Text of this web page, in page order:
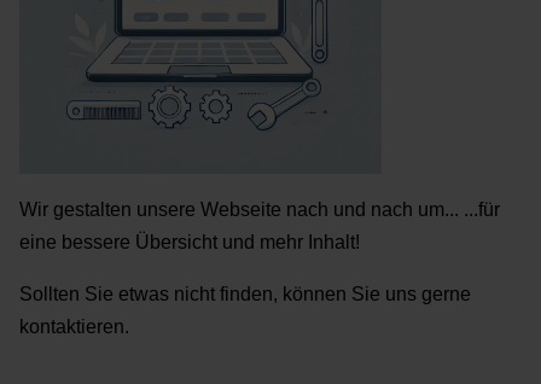
Wir gestalten unsere Webseite nach und nach um... ...für
eine bessere Übersicht und mehr Inhalt!
Sollten Sie etwas nicht finden, können Sie uns gerne
kontaktieren.